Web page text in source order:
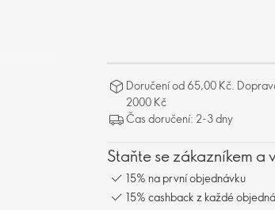
Doručení od 65,00 Kč.
2000 Kč
Čas doručení: 2-3 dny
Staňte se zákazníkem a
15% na první objednávku
15% cashback z každé